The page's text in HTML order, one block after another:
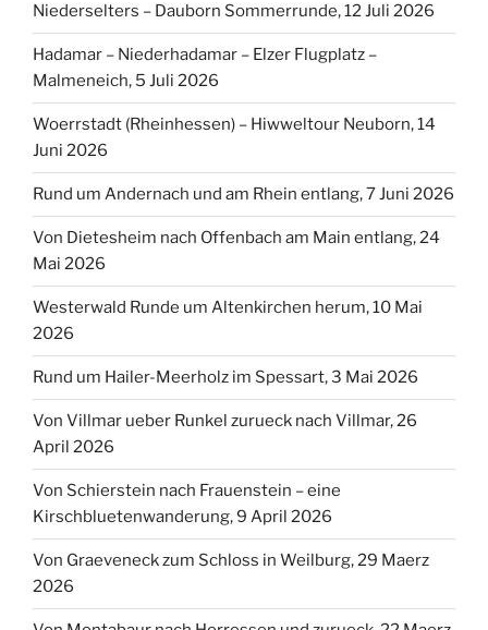
Niederselters – Dauborn Sommerrunde, 12 Juli 2026
Hadamar – Niederhadamar – Elzer Flugplatz –
Malmeneich, 5 Juli 2026
Woerrstadt (Rheinhessen) – Hiwweltour Neuborn, 14
Juni 2026
Rund um Andernach und am Rhein entlang, 7 Juni 2026
Von Dietesheim nach Offenbach am Main entlang, 24
Mai 2026
Westerwald Runde um Altenkirchen herum, 10 Mai
2026
Rund um Hailer-Meerholz im Spessart, 3 Mai 2026
Von Villmar ueber Runkel zurueck nach Villmar, 26
April 2026
Von Schierstein nach Frauenstein – eine
Kirschbluetenwanderung, 9 April 2026
Von Graeveneck zum Schloss in Weilburg, 29 Maerz
2026